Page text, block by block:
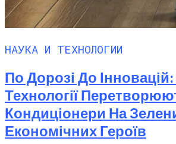
НАУКА И ТЕХНОЛОГИИ
По Дорозі До
Технології
Кондиціонери На
Економічних Героїв